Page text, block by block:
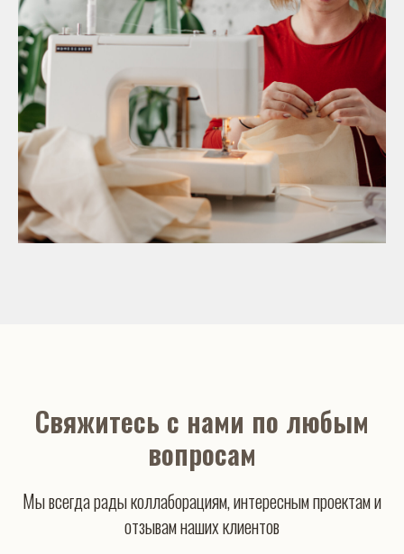
Свяжитесь с нами по любым
вопросам
Мы всегда рады коллаборациям, интересным проектам и
отзывам наших клиентов